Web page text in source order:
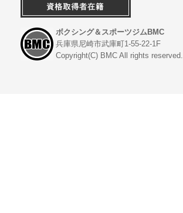
ボクシング＆スポーツジムBMC
兵庫県尼崎市武庫町1-55-22-1F
Copyright(C) BMC All rights reserved.